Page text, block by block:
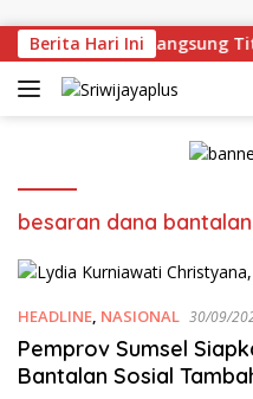
Berita Hari Ini
Deru Tinjau Langsung
besaran dana
HEADLINE, NASIONAL 30/09/
Pemprov Sumsel
Bantalan Sosial